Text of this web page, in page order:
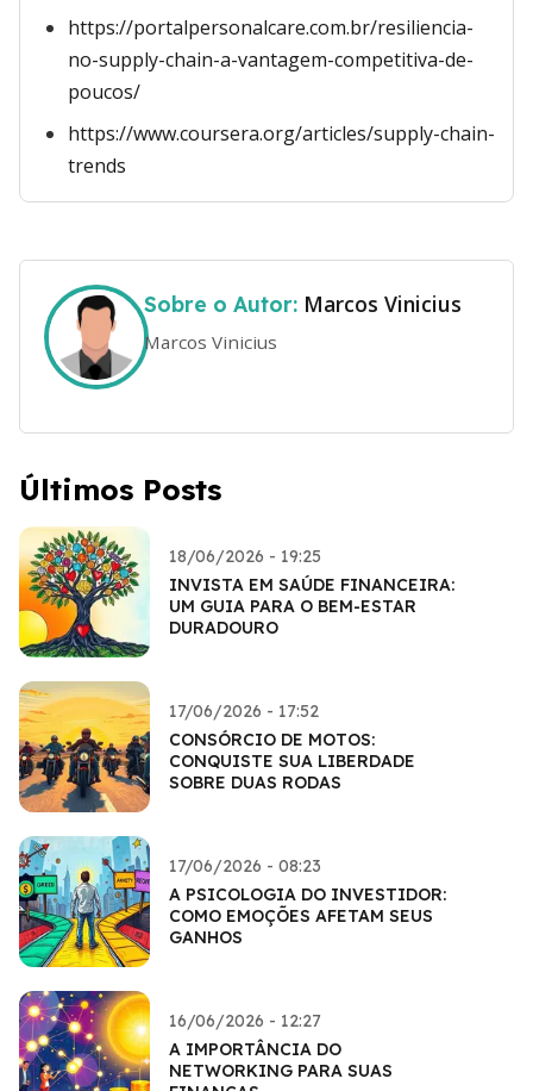
https://portalpersonalcare.com.br/resiliencia-
no-supply-chain-a-vantagem-competitiva-de-
poucos/
https://www.coursera.org/articles/supply-chain-
trends
Sobre o Autor: Marcos Vinicius
Marcos Vinicius
Últimos Posts
18/06/2026 - 19:25
INVISTA EM SAÚDE FINANCEIRA:
UM GUIA PARA O BEM-ESTAR
DURADOURO
17/06/2026 - 17:52
CONSÓRCIO DE MOTOS:
CONQUISTE SUA LIBERDADE
SOBRE DUAS RODAS
17/06/2026 - 08:23
A PSICOLOGIA DO INVESTIDOR:
COMO EMOÇÕES AFETAM SEUS
GANHOS
16/06/2026 - 12:27
A IMPORTÂNCIA DO
NETWORKING PARA SUAS